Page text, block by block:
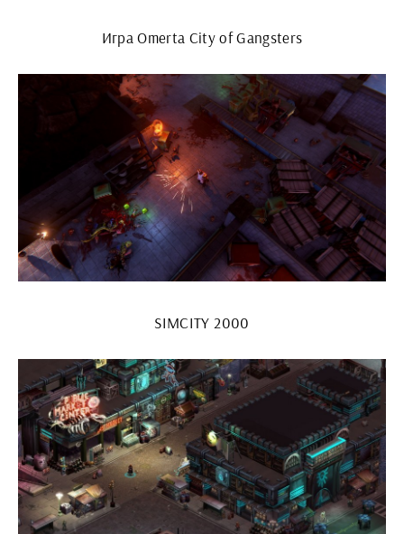
Игра Omerta City of Gangsters
SIMCITY 2000